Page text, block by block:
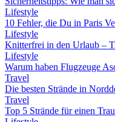
Lifestyle
10 Fehler, die Du in Paris
Lifestyle
Knitterfrei in den Urlaub –
Lifestyle
Warum haben Flugzeuge
Travel
Die besten Strände in
Travel
Top 5 Strände für einen